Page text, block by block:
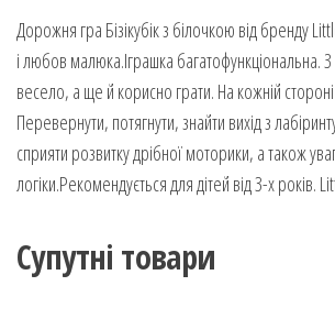
Дорожня гра Бізікубік з білочкою від бренду
і любов малюка.Іграшка багатофункціональна.
весело, а ще й корисно грати. На кожній
Перевернути, потягнути, знайти вихід з
сприяти розвитку дрібної моторики, а також
логіки.Рекомендується для дітей від 3-х років.
Супутні товари